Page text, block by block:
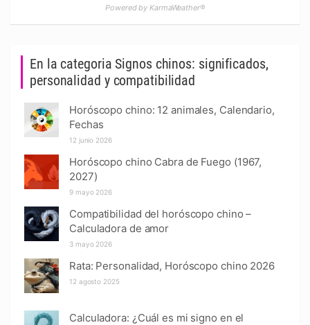
En la categoria Signos chinos: significados,
personalidad y compatibilidad
Horóscopo chino: 12 animales, Calendario,
Fechas
12 junio 2026
Horóscopo chino Cabra de Fuego (1967,
2027)
9 mayo 2026
Compatibilidad del horóscopo chino –
Calculadora de amor
3 mayo 2026
Rata: Personalidad, Horóscopo chino 2026
12 agosto 2025
Calculadora: ¿Cuál es mi signo en el
Powered by KarmaWeather®